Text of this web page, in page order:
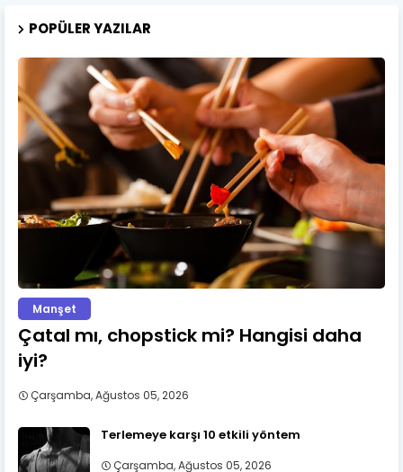
POPÜLER YAZILAR
Manşet
Çatal mı, chopstick mi? Hangisi daha
iyi?
Çarşamba, Ağustos 05, 2026
Terlemeye karşı 10 etkili yöntem
Çarşamba, Ağustos 05, 2026